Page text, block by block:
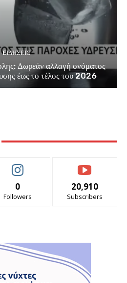
EΙΔΗΣΕΙΣ
Δωρεάν αλλαγή ονόματος
έως το τέλος του 2026
0
Followers
20,910
Subscribers